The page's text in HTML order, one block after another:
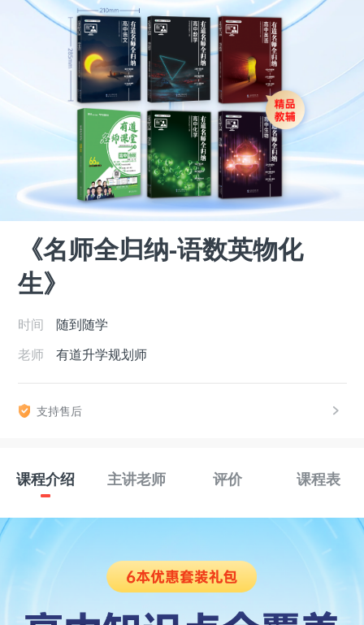
《名师全归纳-语数英物化
生》
时间
随到随学
老师
有道升学规划师
支持售后
课程介绍 主讲老师 评价 课程表